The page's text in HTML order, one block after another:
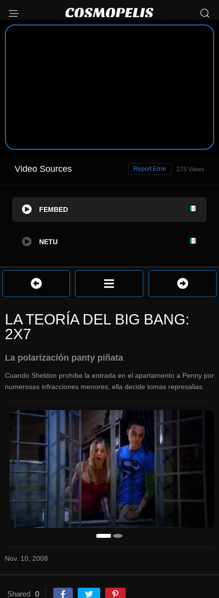
Video Sources 275 Views
Report Error
FEMBED
NETU
LA TEORÍA DEL BIG BANG:
2X7
La polarización panty piñata
Cuando Sheldon prohíbe la entrada en el apartamento a Penny por
numerosas infracciones menores, ella decide tomas represalias.
Nov. 10, 2008
Shared 0